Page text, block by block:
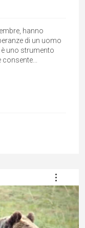
hanno
di un uomo
uno strumento